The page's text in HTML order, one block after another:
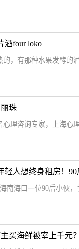
酒four loko
的，有那种水果发酵的
丽珠
心理咨询专家，上海心
南海口一位90后小伙